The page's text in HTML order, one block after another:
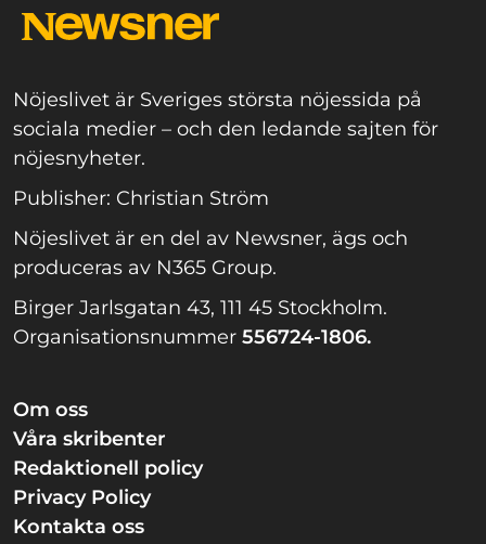
Nöjeslivet är Sveriges största nöjessida på
sociala medier – och den ledande sajten för
nöjesnyheter.
Publisher: Christian Ström
Nöjeslivet är en del av Newsner, ägs och
produceras av N365 Group.
Birger Jarlsgatan 43, 111 45 Stockholm.
Organisationsnummer 556724-1806.
Om oss
Våra skribenter
Redaktionell policy
Privacy Policy
Kontakta oss